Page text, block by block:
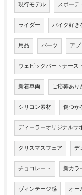
現行モデル スポーテ
ライダー バイク好き
用品 パーツ アプ
ウェビックパートナース
新着車両 ご応募あり
シリコン素材 傷つか
ディーラーオリジナルサ
クリスマスフェア デ
チョコレート 新カラ
ヴィンテージ感 オー